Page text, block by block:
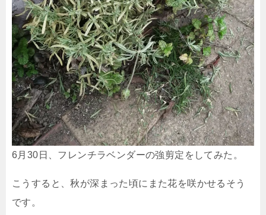
6月30日、フレンチラベンダーの強剪定をしてみた。
こうすると、秋が深まった頃にまた花を咲かせるそう
です。